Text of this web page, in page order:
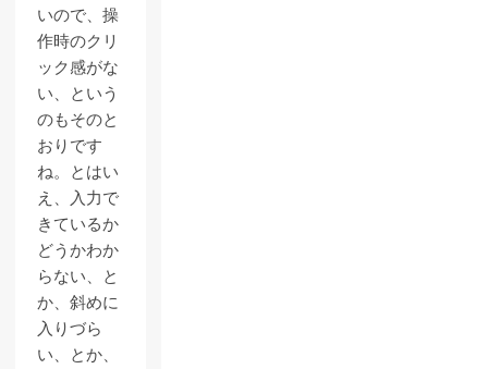
いので、操
作時のクリ
ック感がな
い、という
のもそのと
おりです
ね。とはい
え、入力で
きているか
どうかわか
らない、と
か、斜めに
入りづら
い、とか、